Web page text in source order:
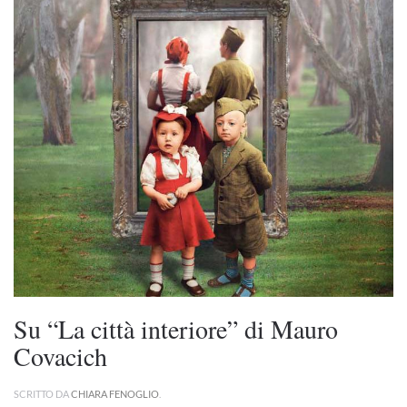
Su “La città interiore” di Mauro
Covacich
SCRITTO DACHIARA FENOGLIO